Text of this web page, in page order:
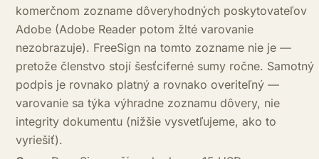
komerčnom zozname dôveryhodných poskytovateľov
Adobe (Adobe Reader potom žlté varovanie
nezobrazuje). FreeSign na tomto zozname nie je —
pretože členstvo stojí šesťciferné sumy ročne. Samotný
podpis je rovnako platný a rovnako overiteľný —
varovanie sa týka výhradne zoznamu dôvery, nie
integrity dokumentu (nižšie vysvetľujeme, ako to
vyriešiť).